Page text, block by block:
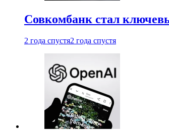
Совкомбанк стал
2 года спустя2 года спустя